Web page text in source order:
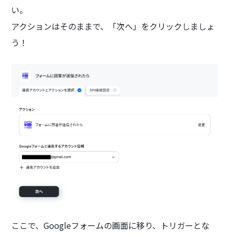
い。
アクションはそのままで、「次へ」をクリックしましょ
う！
ここで、Googleフォームの画面に移り、トリガーとな